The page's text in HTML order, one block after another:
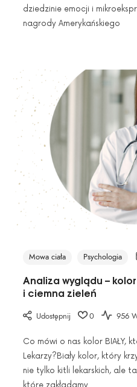
dziedzinie emocji i
nagrody Amerykańskiego
Mowa ciała Psychologia
Analiza wyglądu –
i ciemna zieleń
Udostępnij 0 956
Co mówi o nas kolor BIAŁY,
Lekarzy?Biały kolor, który
nie tylko kitli lekarskich, ale
które zakładamy